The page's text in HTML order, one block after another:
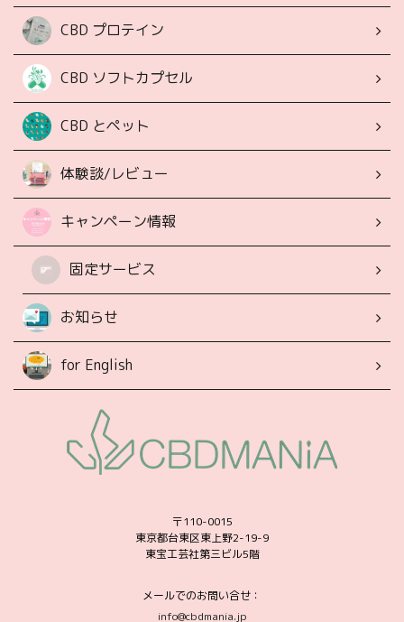
CBD プロテイン
CBD ソフトカプセル
CBD とペット
体験談/レビュー
キャンペーン情報
固定サービス
お知らせ
for English
〒110-0015
東京都台東区東上野2-19-9
東宝工芸社第三ビル5階
メールでのお問い合せ：
info@cbdmania.jp